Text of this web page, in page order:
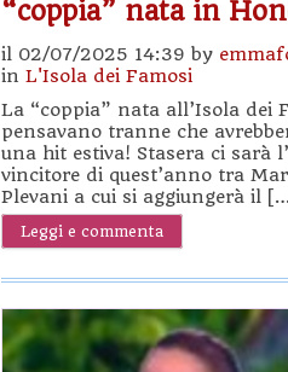
“coppia” nata in
il 02/07/2025 14:39 by
in L'Isola dei Famosi
La “coppia” nata all’Isola
pensavano tranne che
una hit estiva! Stasera ci sarà
vincitore di quest’anno tra
Plevani a cui si aggiungerà il
Leggi e commenta